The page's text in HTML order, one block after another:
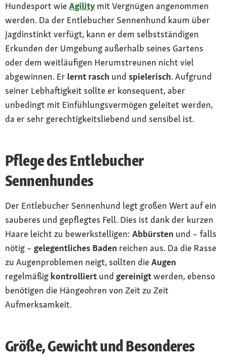
Hundesport wie Agility mit Vergnügen angenommen
werden. Da der Entlebucher Sennenhund kaum über
Jagdinstinkt verfügt, kann er dem selbstständigen
Erkunden der Umgebung außerhalb seines Gartens
oder dem weitläufigen Herumstreunen nicht viel
abgewinnen. Er lernt rasch und spielerisch. Aufgrund
seiner Lebhaftigkeit sollte er konsequent, aber
unbedingt mit Einfühlungsvermögen geleitet werden,
da er sehr gerechtigkeitsliebend und sensibel ist.
Pflege des Entlebucher
Sennenhundes
Der Entlebucher Sennenhund legt großen Wert auf ein
sauberes und gepflegtes Fell. Dies ist dank der kurzen
Haare leicht zu bewerkstelligen: Abbürsten und – falls
nötig – gelegentliches Baden reichen aus. Da die Rasse
zu Augenproblemen neigt, sollten die Augen
regelmäßig kontrolliert und gereinigtwerden, ebenso
benötigen die Hängeohren von Zeit zu Zeit
Aufmerksamkeit.
Größe, Gewicht und Besonderes